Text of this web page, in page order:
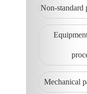
Non-standard
Mechanical